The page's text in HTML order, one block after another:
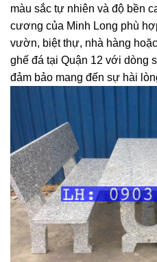
màu sắc tự nhiên và độ bền
cương của Minh Long phù
vườn, biệt thự, nhà hàng
ghế đá tại Quận 12 với dòng
đảm bảo mang đến sự hài